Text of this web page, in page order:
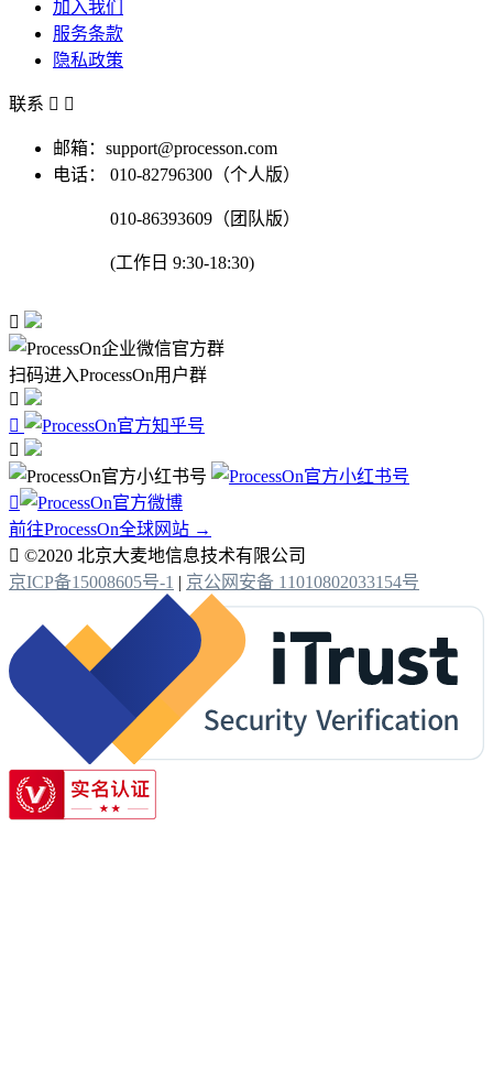
加入我们
服务条款
隐私政策
联系  
邮箱：support@processon.com
电话：
010-82796300（个人版）
010-86393609（团队版）
(工作日 9:30-18:30)

扫码进入ProcessOn用户群




前往ProcessOn全球网站 →
 ©2020 北京大麦地信息技术有限公司
京ICP备15008605号-1 | 京公网安备 11010802033154号